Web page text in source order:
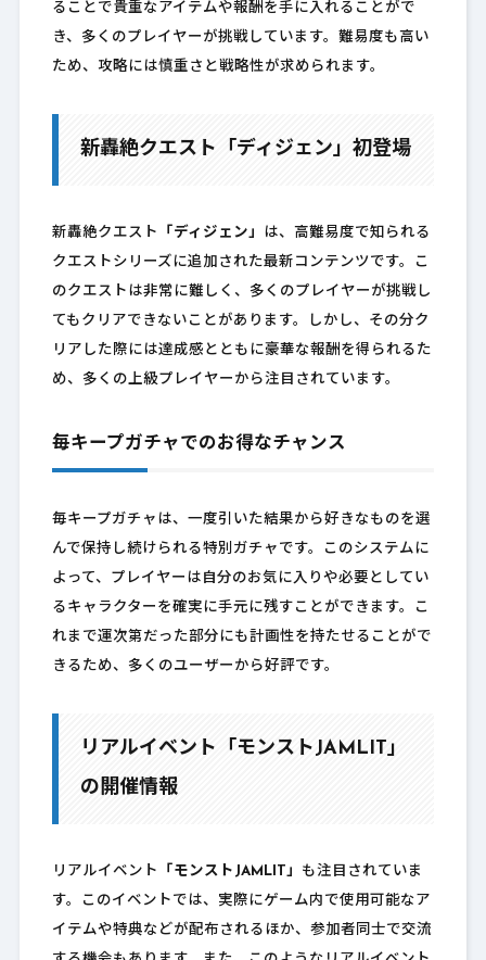
ることで貴重なアイテムや報酬を手に入れることがで
き、多くのプレイヤーが挑戦しています。難易度も高い
ため、攻略には慎重さと戦略性が求められます。
新轟絶クエスト「ディジェン」初登場
新轟絶クエスト 「ディジェン」 は、高難易度で知られる
クエストシリーズに追加された最新コンテンツです。こ
のクエストは非常に難しく、多くのプレイヤーが挑戦し
てもクリアできないことがあります。しかし、その分ク
リアした際には達成感とともに豪華な報酬を得られるた
め、多くの上級プレイヤーから注目されています。
毎キープガチャでのお得なチャンス
毎キープガチャは、一度引いた結果から好きなものを選
んで保持し続けられる特別ガチャです。このシステムに
よって、プレイヤーは自分のお気に入りや必要としてい
るキャラクターを確実に手元に残すことができます。こ
れまで運次第だった部分にも計画性を持たせることがで
きるため、多くのユーザーから好評です。
リアルイベント「モンストJAMLIT」
の開催情報
リアルイベント 「モンストJAMLIT」 も注目されていま
す。このイベントでは、実際にゲーム内で使用可能なア
イテムや特典などが配布されるほか、参加者同士で交流